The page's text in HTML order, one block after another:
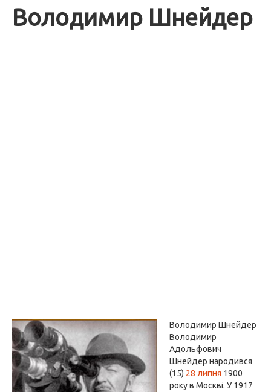
Володимир Шнейдер
Володимир Шнейдер
Володимир
Адольфович
Шнейдер народився
(15) 28 липня 1900
року в Москві. У 1917